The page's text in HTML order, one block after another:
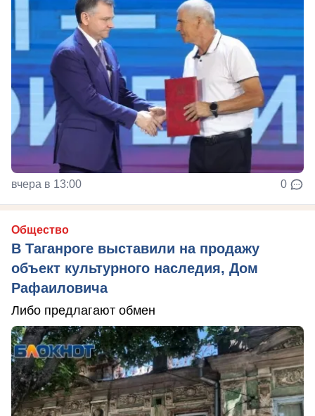
вчера в 13:00 0
Общество
В Таганроге выставили на продажу
объект культурного наследия, Дом
Рафаиловича
Либо предлагают обмен